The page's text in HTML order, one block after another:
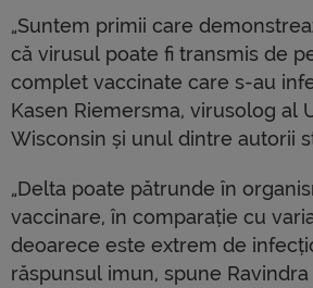
„Suntem primii care
că virusul poate fi transmis de
complet vaccinate care s-au
Kasen Riemersma, virusolog al
Wisconsin și unul dintre autorii
„Delta poate pătrunde în
vaccinare, în comparație cu
deoarece este extrem de
răspunsul imun, spune Ravindra